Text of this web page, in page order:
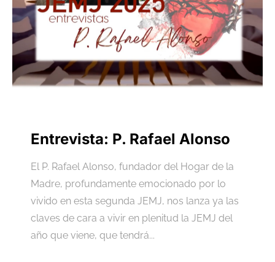
Entrevista: P. Rafael Alonso
El P. Rafael Alonso, fundador del Hogar de la
Madre, profundamente emocionado por lo
vivido en esta segunda JEMJ, nos lanza ya las
claves de cara a vivir en plenitud la JEMJ del
año que viene, que tendrá...